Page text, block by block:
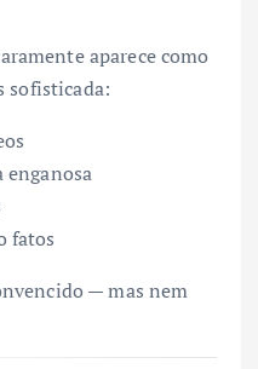
aparece como
sofisticada:
enganosa
fatos
— mas nem